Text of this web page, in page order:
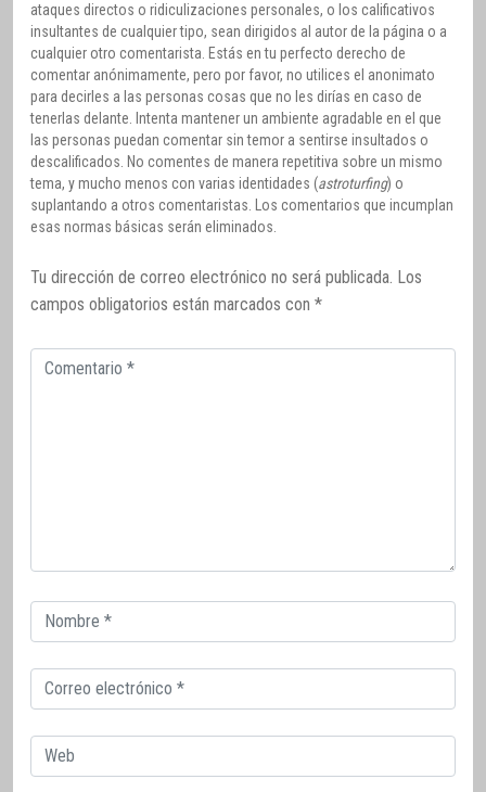
ataques directos o ridiculizaciones personales, o los calificativos
insultantes de cualquier tipo, sean dirigidos al autor de la página o a
cualquier otro comentarista. Estás en tu perfecto derecho de
comentar anónimamente, pero por favor, no utilices el anonimato
para decirles a las personas cosas que no les dirías en caso de
tenerlas delante. Intenta mantener un ambiente agradable en el que
las personas puedan comentar sin temor a sentirse insultados o
descalificados. No comentes de manera repetitiva sobre un mismo
tema, y mucho menos con varias identidades (astroturfing) o
suplantando a otros comentaristas. Los comentarios que incumplan
esas normas básicas serán eliminados.
Tu dirección de correo electrónico no será publicada. Los
campos obligatorios están marcados con *
Comentario
Correo
electrónico
Correo
electrónico
Web